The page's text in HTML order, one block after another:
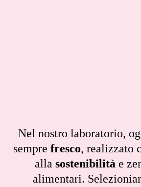
Nel nostro laboratorio,
sempre fresco, realizzato
alla sostenibilità e
alimentari.